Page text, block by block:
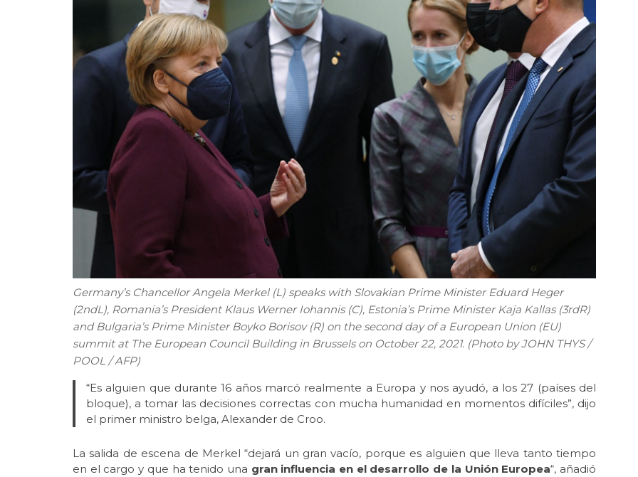
Germany’s Chancellor Angela Merkel (L) speaks with Slovakian Prime Minister Eduard Heger
(2ndL), Romania’s President Klaus Werner Iohannis (C), Estonia’s Prime Minister Kaja Kallas (3rdR)
and Bulgaria’s Prime Minister Boyko Borisov (R) on the second day of a European Union (EU)
summit at The European Council Building in Brussels on October 22, 2021. (Photo by JOHN THYS /
POOL / AFP)
“Es alguien que durante 16 años marcó realmente a Europa y nos ayudó, a los 27 (países del
bloque), a tomar las decisiones correctas con mucha humanidad en momentos difíciles”, dijo
el primer ministro belga, Alexander de Croo.
La salida de escena de Merkel “dejará un gran vacío, porque es alguien que lleva tanto tiempo
en el cargo y que ha tenido una gran influencia en el desarrollo de la Unión Europea“, añadió